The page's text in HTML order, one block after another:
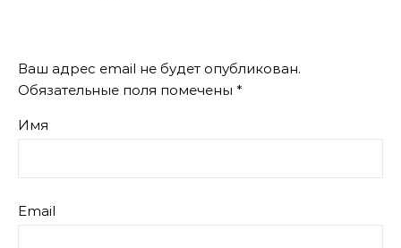
Ваш адрес email не будет опубликован.
Обязательные поля помечены *
Имя
Email